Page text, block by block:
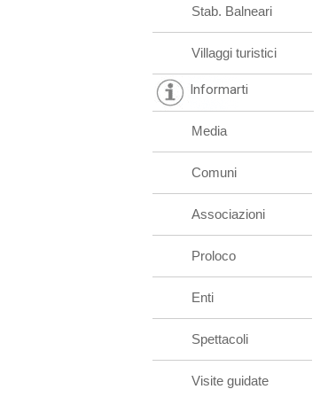
Stab. Balneari
Villaggi turistici
Informarti
Media
Comuni
Associazioni
Proloco
Enti
Spettacoli
Visite guidate